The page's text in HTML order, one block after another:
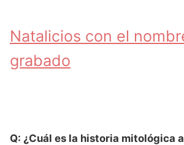
Natalicios con el
grabado
Q: ¿Cuál es la historia mitológica